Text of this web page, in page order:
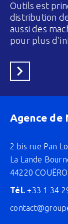
Outils est
distribution
aussi des
pour plus
En savoir plus
Agence de
2 bis rue Pan
La Lande
44220
Tél. +33 1 34